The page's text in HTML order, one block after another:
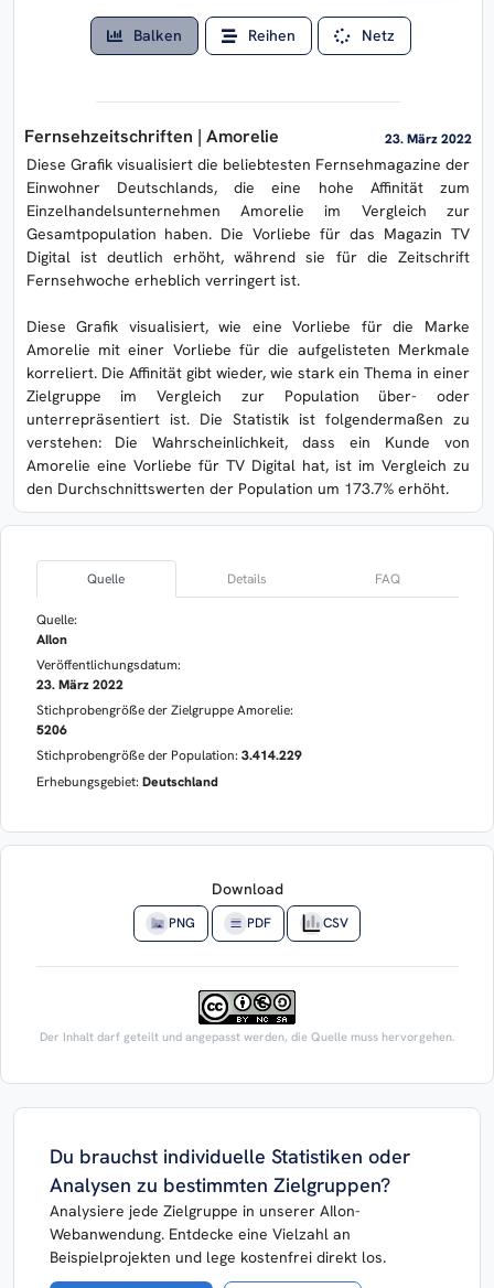
Balken Reihen Netz
Fernsehzeitschriften | Amorelie 23. März 2022
Diese Grafik visualisiert die beliebtesten Fernsehmagazine der
Einwohner Deutschlands, die eine hohe Affinität zum
Einzelhandelsunternehmen Amorelie im Vergleich zur
Gesamtpopulation haben. Die Vorliebe für das Magazin TV
Digital ist deutlich erhöht, während sie für die Zeitschrift
Fernsehwoche erheblich verringert ist.
Diese Grafik visualisiert, wie eine Vorliebe für die Marke
Amorelie mit einer Vorliebe für die aufgelisteten Merkmale
korreliert. Die Affinität gibt wieder, wie stark ein Thema in einer
Zielgruppe im Vergleich zur Population über- oder
unterrepräsentiert ist. Die Statistik ist folgendermaßen zu
verstehen: Die Wahrscheinlichkeit, dass ein Kunde von
Amorelie eine Vorliebe für TV Digital hat, ist im Vergleich zu
den Durchschnittswerten der Population um 173.7% erhöht.
Quelle Details FAQ
Quelle:
AIlon
Veröffentlichungsdatum:
23. März 2022
Stichprobengröße der Zielgruppe Amorelie:
5206
Stichprobengröße der Population: 3.414.229
Erhebungsgebiet: Deutschland
Download
PNG PDF CSV
Der Inhalt darf geteilt und angepasst werden, die Quelle muss hervorgehen.
Du brauchst individuelle Statistiken oder
Analysen zu bestimmten Zielgruppen?
Analysiere jede Zielgruppe in unserer AIlon-
Webanwendung. Entdecke eine Vielzahl an
Beispielprojekten und lege kostenfrei direkt los.